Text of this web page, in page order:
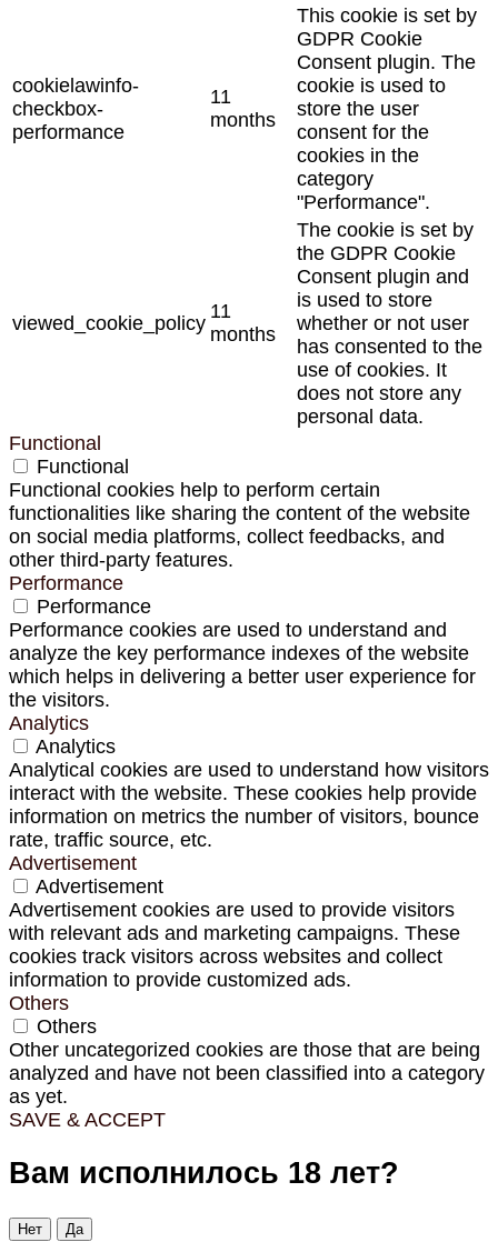
cookielawinfo-
checkbox-
performance
11
months
This cookie is set by
GDPR Cookie
Consent plugin. The
cookie is used to
store the user
consent for the
cookies in the
category
"Performance".
viewed_cookie_policy
11
months
The cookie is set by
the GDPR Cookie
Consent plugin and
is used to store
whether or not user
has consented to the
use of cookies. It
does not store any
personal data.
Functional
Functional
Functional cookies help to perform certain
functionalities like sharing the content of the website
on social media platforms, collect feedbacks, and
other third-party features.
Performance
Performance
Performance cookies are used to understand and
analyze the key performance indexes of the website
which helps in delivering a better user experience for
the visitors.
Analytics
Analytics
Analytical cookies are used to understand how visitors
interact with the website. These cookies help provide
information on metrics the number of visitors, bounce
rate, traffic source, etc.
Advertisement
Advertisement
Advertisement cookies are used to provide visitors
with relevant ads and marketing campaigns. These
cookies track visitors across websites and collect
information to provide customized ads.
Others
Others
Other uncategorized cookies are those that are being
analyzed and have not been classified into a category
as yet.
SAVE & ACCEPT
Вам исполнилось 18 лет?
Нет Да